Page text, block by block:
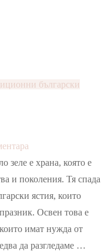
български
Зелник
с
кисело
зеле
зеле е храна, която е
и поколения. Тя спада
ястия, които
Освен това е
имат нужда от
да разгледаме …